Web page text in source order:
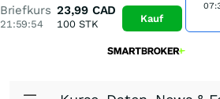
Briefkurs
21:59:54
23,99 CAD
100STK Kauf